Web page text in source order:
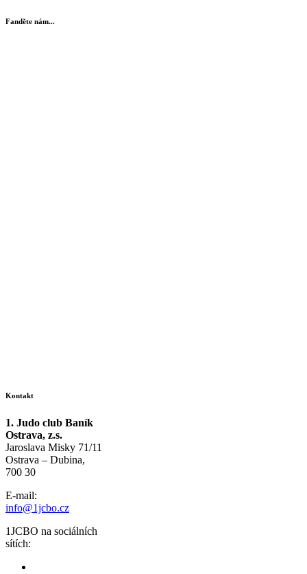
Fanděte nám...
Kontakt
1. Judo club Baník
Ostrava, z.s.
Jaroslava Misky 71/11
Ostrava – Dubina,
700 30
E-mail:
info@1jcbo.cz
1JCBO na sociálních
sítích: